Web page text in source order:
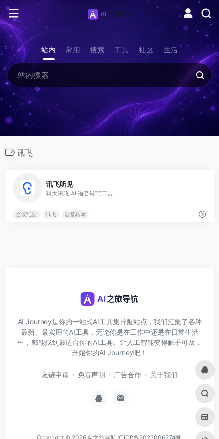
站内 常用 搜索 工具 社区 生活
讯飞
讯飞听见
科大讯飞 AI 语音转写工具
会议纪要 讯飞 语音转写
AI Journey是你的一站式AI工具集导航站点，我们汇集了各种
最新、最实用的AI工具，无论你是在工作中还是在日常生活
中，都能找到最适合你的AI工具。让人工智能变得触手可及，
开始你的AI Journey吧！
友链申请 免责声明 广告合作 关于我们
Copyright © 2026 AI之旅导航 皖ICP备2023006274号